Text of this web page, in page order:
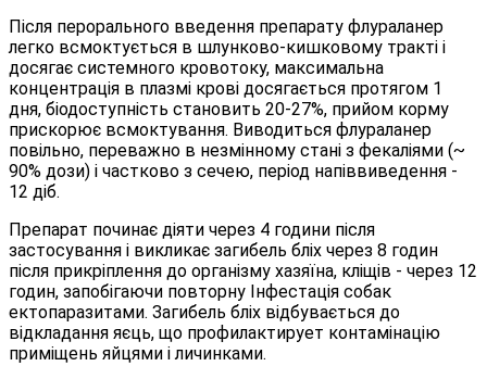
Після перорального введення препарату флураланер
легко всмоктується в шлунково-кишковому тракті і
досягає системного кровотоку, максимальна
концентрація в плазмі крові досягається протягом 1
дня, біодоступність становить 20-27%, прийом корму
прискорює всмоктування. Виводиться флураланер
повільно, переважно в незмінному стані з фекаліями (~
90% дози) і частково з сечею, період напіввиведення -
12 діб.
Препарат починає діяти через 4 години після
застосування і викликає загибель бліх через 8 годин
після прикріплення до організму хазяїна, кліщів - через 12
годин, запобігаючи повторну Інфестація собак
ектопаразитами. Загибель бліх відбувається до
відкладання яєць, що профилактирует контамінацію
приміщень яйцями і личинками.